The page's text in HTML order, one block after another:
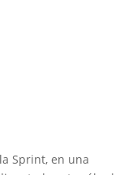
Sprint, en una